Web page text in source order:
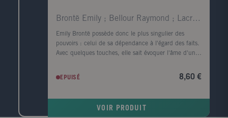
Brontë Emily ; Bellour Raymond ; Lacretelle Jacque
Emily Brontë possède donc le plus singulier des
pouvoirs : celui de sa dépendance à l'égard des faits.
Avec quelques touches, elle sait évoquer l'âme d'un
lande, elle fait souffler le vent et gronder le tonnerre.
l'image d'un vieux robinier tortueux qui me vient à
EPUISÉ 8,60 €
VOIR PRODUIT